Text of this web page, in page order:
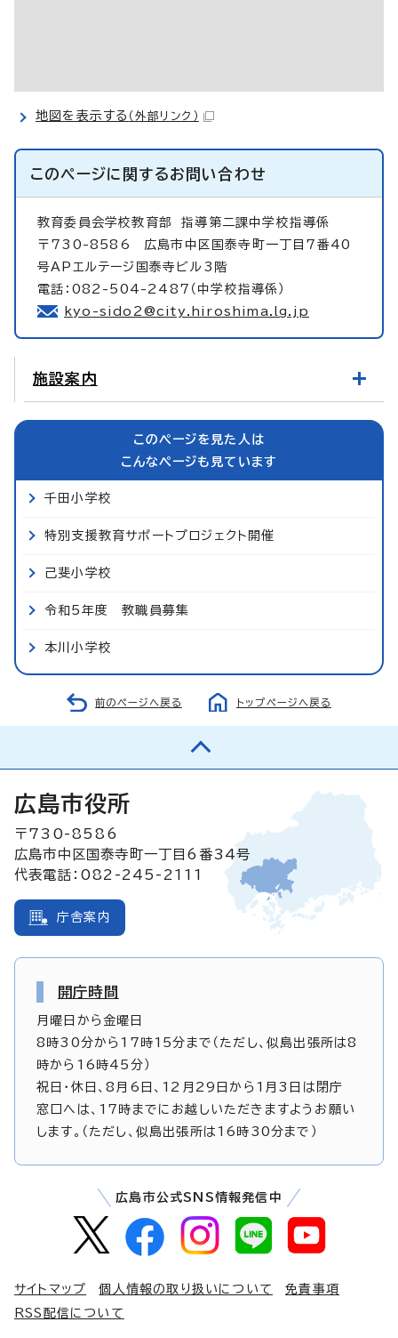
地図を表示する （外部リンク）
このページに関するお問い合わせ
教育委員会学校教育部指導第二課中学校指導係
〒730-8586 広島市中区国泰寺町一丁目7番40
号APエルテージ国泰寺ビル3階
電話：082-504-2487（中学校指導係）
kyo-sido2@city.hiroshima.lg.jp
施設案内
このページを見た人は
こんなページも見ています
千田小学校
特別支援教育サポートプロジェクト開催
己斐小学校
令和5年度 教職員募集
本川小学校
前のページへ戻る トップページへ戻る
広島市役所
〒730-8586
広島市中区国泰寺町一丁目6番34号
代表電話：082-245-2111
庁舎案内
開庁時間
月曜日から金曜日
8時30分から17時15分まで（ただし、似島出張所は8
時から16時45分）
祝日・休日、8月6日、12月29日から1月3日は閉庁
窓口へは、17時までにお越しいただきますようお願い
します。（ただし、似島出張所は16時30分まで）
広島市公式SNS情報発信中
サイトマップ 個人情報の取り扱いについて
免責事項
RSS配信について